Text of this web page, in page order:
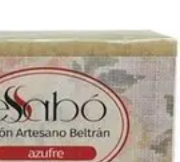
ArtesanalConsejos